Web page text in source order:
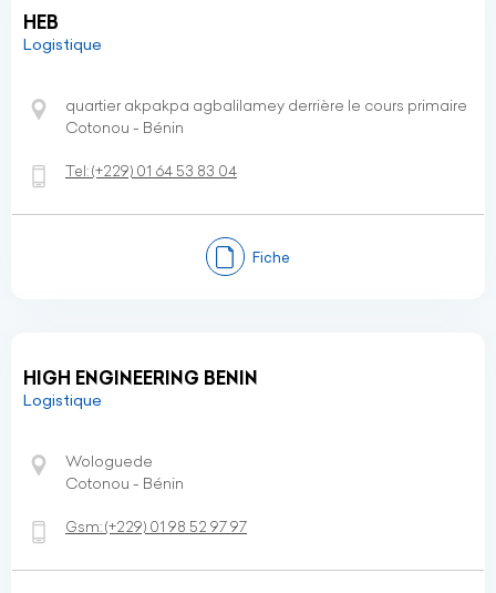
HEB
Logistique
quartier akpakpa agbalilamey derrière le cours primaire
Cotonou - Bénin
Tel:(+229) 01 64 53 83 04
Fiche
HIGH ENGINEERING BENIN
Logistique
Wologuede
Cotonou - Bénin
Gsm:(+229) 01 98 52 97 97